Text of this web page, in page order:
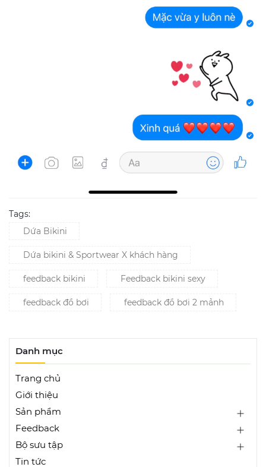
Tags:
Dứa Bikini
Dứa bikini & Sportwear X khách hàng
feedback bikini Feedback bikini sexy
feedback đồ bơi feedback đồ bơi 2 mảnh
Danh mục
Trang chủ
Giới thiệu
Sản phẩm
Feedback
Bộ sưu tập
Tin tức